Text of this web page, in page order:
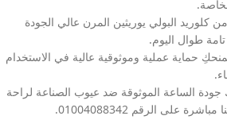
كلوريد البولي يوريثين المرن عالي الجودة
طوال اليوم.
حماية عملية وموثوقية عالية في الاستخدام
الساعة الموثوقة ضد عيوب الصناعة لراحة
على الرقم 01004088342.